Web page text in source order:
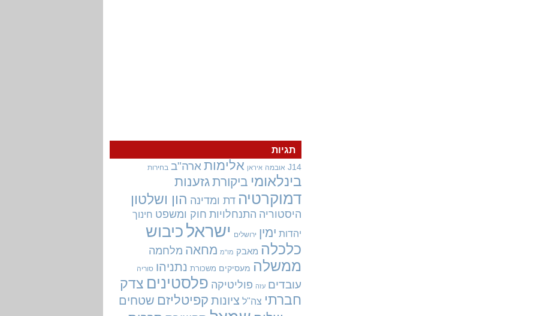
תגיות
J14 אובמה איראן אלימות ארה"ב בחירות
בינלאומי ביקורתגזענות
דמוקרטיה דת ומדינה הון ושלטון
היסטוריה התנחלויות חוק ומשפט חינוך
יהדות ימין ירושלים ישראל כיבוש
כלכלה מאבק מו"מ מחאה מלחמה
ממשלה מעסיקים משכורת נתניהו סוריה
עובדים עזה פוליטיקה פלסטינים צדק
חברתי צה"ל ציונות קפיטליזם שטחים